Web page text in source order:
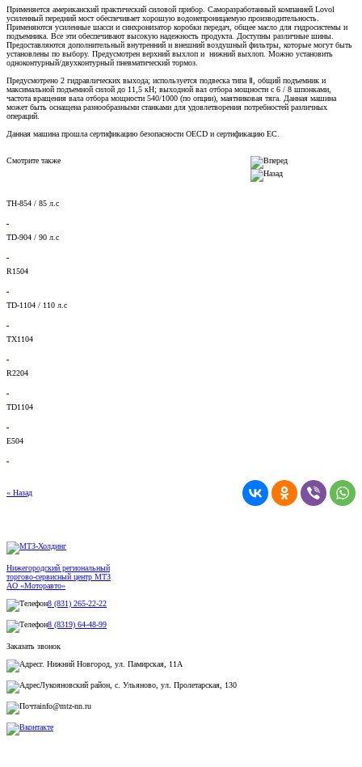
Применяется американский практический силовой прибор. Саморазработанный компанией Lovol
усиленный передний мост обеспечивает хорошую водонепроницаемую производительность.
Применяются усиленные шасси и синхронизатор коробки передач, общее масло для гидросистемы и
подъемника. Все эти обеспечивают высокую надежность продукта. Доступны различные шины.
Предоставляются дополнительный внутренний и внешний воздушный фильтры, которые могут быть
установлены по выбору. Предусмотрен верхний выхлоп и нижний выхлоп. Можно установить
одноконтурный/двухконтурный пневматический тормоз.
Предусмотрено 2 гидравлических выхода; используется подвеска типа Ⅱ, общий подъемник и
максимальной подъемной силой до 11,5 кН; выходной вал отбора мощности с 6 / 8 шпонками,
частота вращения вала отбора мощности 540/1000 (по опции), маятниковая тяга. Данная машина
может быть оснащена разнообразными станками для удовлетворения потребностей различных
операций.
Данная машина прошла сертификацию безопасности OECD и сертификацию EC.
Смотрите также
TH-854 / 85 л.с
TD-904 / 90 л.с
R1504
TD-1104 / 110 л.с
TX1104
R2204
TD1104
E504
« Назад
Нижегородский региональный
торгово-сервисный центр МТЗ
АО «Моторавто»
8 (831) 265-22-22
8 (8319) 64-48-99
Заказать звонок
г. Нижний Новгород, ул. Памирская, 11А
Лукояновский район, с. Ульяново, ул. Пролетарская, 130
info@mtz-nn.ru